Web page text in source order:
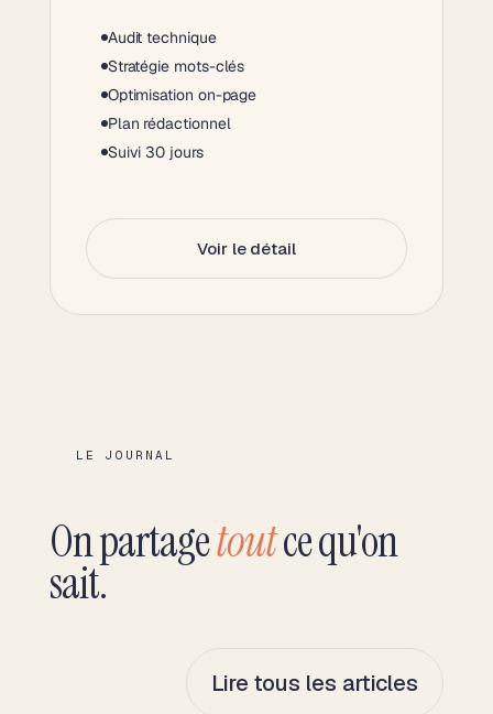
Audit technique
Stratégie mots-clés
Optimisation on-page
Plan rédactionnel
Suivi 30 jours
Voir le détail
LE JOURNAL
On partagetoutce qu'on
sait.
Lire tous les articles